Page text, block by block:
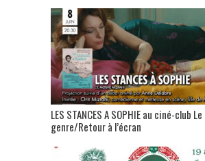
LES STANCES A SOPHIE au ciné-club Le
genre/Retour à l’écran